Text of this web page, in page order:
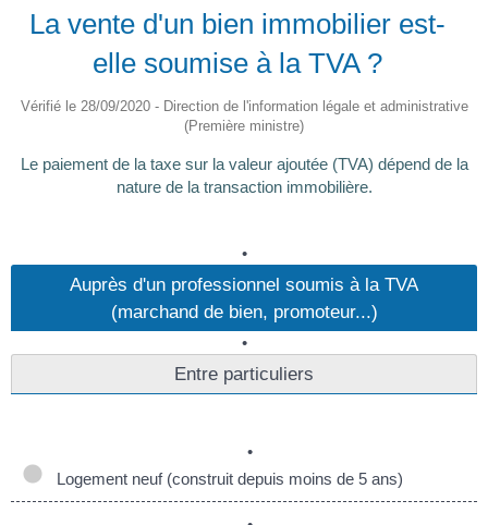
La vente d'un bien immobilier est-
elle soumise à la TVA ?
Vérifié le 28/09/2020 - Direction de l'information légale et administrative
(Première ministre)
Le paiement de la taxe sur la valeur ajoutée (TVA) dépend de la
nature de la transaction immobilière.
Auprès d'un professionnel soumis à la TVA
(marchand de bien, promoteur...)
Entre particuliers
Logement neuf (construit depuis moins de 5 ans)